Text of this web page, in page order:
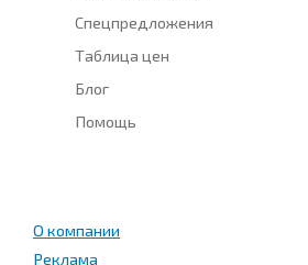
Спецпредложения
Таблица цен
Блог
Помощь
О компании
Реклама